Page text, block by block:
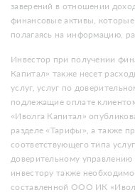
заверений в отношении
финансовые активы,
полагаясь на информацию,
Инвестор при получении
Капитал» также несет
услуг, услуг по
подлежащие оплате
«Иволга Капитал»
разделе «Тарифы», а также
соответствующего типа
доверительному
инвестору также
составленной ООО ИК